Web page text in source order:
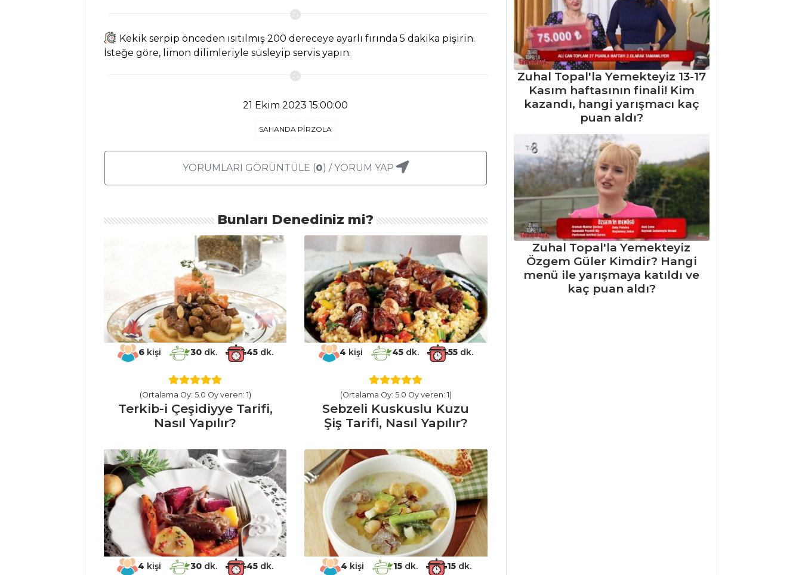
Fasulye Tarifi, Nasıl
Tarifi, Nasıl Yapılır?
Kaysepi Tarifi,
Kekik serpip önceden ısıtılmış 200 dereceye ayarlı fırında 5 dakika pişirin.
İsteğe göre, limon dilimleriyle süsleyip servis yapın.
21 Ekim 2023 15:00:00
SAHANDA PİRZOLA
YORUMLARI GÖRÜNTÜLE (0) / YORUM YAP
Bunları Denediniz mi?
6kişi 30dk. 45dk.
(Ortalama Oy: 5.0 Oy veren: 1)
Terkib-i Çeşidiyye Tarifi,
Nasıl Yapılır?
4 kişi 45dk. 55dk.
(Ortalama Oy: 5.0 Oy veren: 1)
Sebzeli Kuskuslu Kuzu
Şiş Tarifi, Nasıl Yapılır?
4 kişi 30 dk. 45 dk. 4 kişi 15 dk. 15 dk.
Zuhal Topal'la Yemekteyiz 13-17
Kasım haftasının finali! Kim
kazandı, hangi yarışmacı kaç
puan aldı?
Zuhal Topal'la Yemekteyiz
Özgem Güler Kimdir? Hangi
menü ile yarışmaya katıldı ve
kaç puan aldı?